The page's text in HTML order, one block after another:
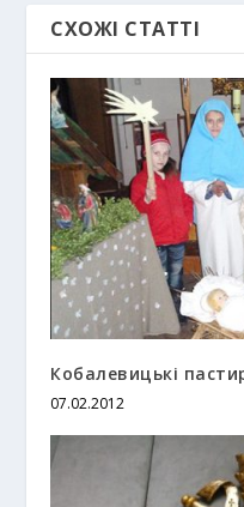
СХОЖІ СТАТТІ
Кобалевицькі
07.02.2012